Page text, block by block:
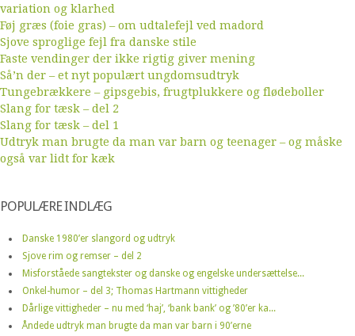
variation og klarhed
Føj græs (foie gras) – om udtalefejl ved madord
Sjove sproglige fejl fra danske stile
Faste vendinger der ikke rigtig giver mening
Så’n der – et nyt populært ungdomsudtryk
Tungebrækkere – gipsgebis, frugtplukkere og flødeboller
Slang for tæsk – del 2
Slang for tæsk – del 1
Udtryk man brugte da man var barn og teenager – og måske
også var lidt for kæk
POPULÆRE INDLÆG
Danske 1980’er slangord og udtryk
Sjove rim og remser – del 2
Misforståede sangtekster og danske og engelske undersættelse...
Onkel-humor – del 3; Thomas Hartmann vittigheder
Dårlige vittigheder – nu med ‘haj’, ‘bank bank’ og ’80’er ka...
Åndede udtryk man brugte da man var barn i 90’erne